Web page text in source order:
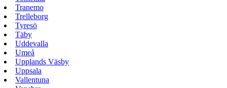
Tranemo
Trelleborg
Tyresö
Täby
Uddevalla
Umeå
Upplands Väsby
Uppsala
Vallentuna